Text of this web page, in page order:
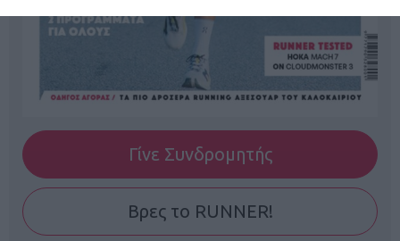
Γίνε Συνδρομητής
Βρες το RUNNER!